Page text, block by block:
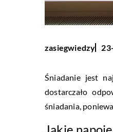
zasiegwiedzy
Śniadanie jest
dostarczało
śniadania,